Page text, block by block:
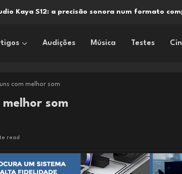
Kaya S12: a precisão sonora num formato
Audições Música Testes
com melhor som
som
read